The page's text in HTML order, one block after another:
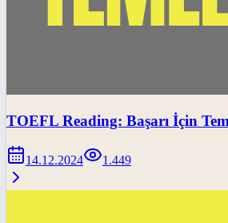
TOEFL Reading: Başarı İçin
14.12.2024 1.449